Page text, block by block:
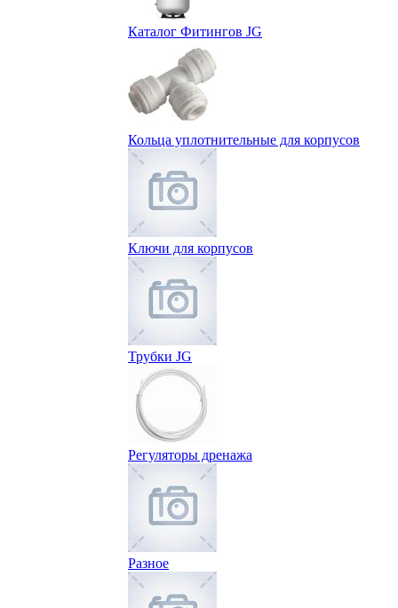
Каталог Фитингов JG
Кольца уплотнительные для корпусов
Ключи для корпусов
Трубки JG
Регуляторы дренажа
Разное